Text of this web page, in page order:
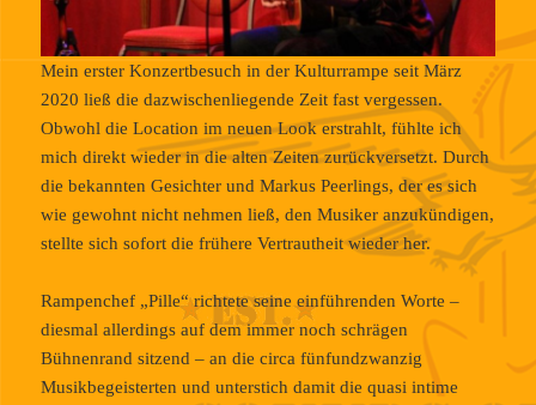
Mein erster Konzertbesuch in der Kulturrampe seit März
2020 ließ die dazwischenliegende Zeit fast vergessen.
Obwohl die Location im neuen Look erstrahlt, fühlte ich
mich direkt wieder in die alten Zeiten zurückversetzt. Durch
die bekannten Gesichter und Markus Peerlings, der es sich
wie gewohnt nicht nehmen ließ, den Musiker anzukündigen,
stellte sich sofort die frühere Vertrautheit wieder her.
Rampenchef „Pille“ richtete seine einführenden Worte –
diesmal allerdings auf dem immer noch schrägen
Bühnenrand sitzend – an die circa fünfundzwanzig
Musikbegeisterten und unterstich damit die quasi intime